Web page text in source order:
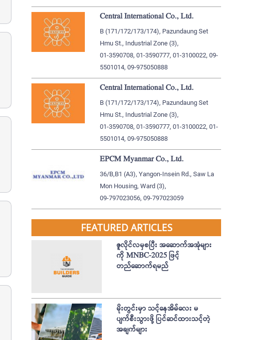
Central International Co., Ltd.
B (171/172/173/174), Pazundaung Set
Hmu St., Industrial Zone (3),
01-3590708, 01-3590777, 01-3100022, 09-
5501014, 09-975050888
Central International Co., Ltd.
B (171/172/173/174), Pazundaung Set
Hmu St., Industrial Zone (3),
01-3590708, 01-3590777, 01-3100022, 01-
5501014, 09-975050888
EPCM Myanmar Co., Ltd.
36/B,B1 (A3), Yangon-Insein Rd., Saw La
Mon Housing, Ward (3),
09-797023056, 09-797023059
FEATURED ARTICLES
ဇူလိုင်လမှစပြီး အဆောက်အအုံများ
ကို MNBC-2025 ဖြင့်
တည်ဆောက်ရမည်
မိုးတွင်းမှာ သင့်နေအိမ်လေး မ
ပျက်စီးသွားဖို့ ပြင်ဆင်ထားသင့်တဲ့
အချက်များ